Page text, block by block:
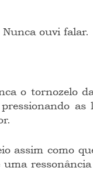
ouvi falar.